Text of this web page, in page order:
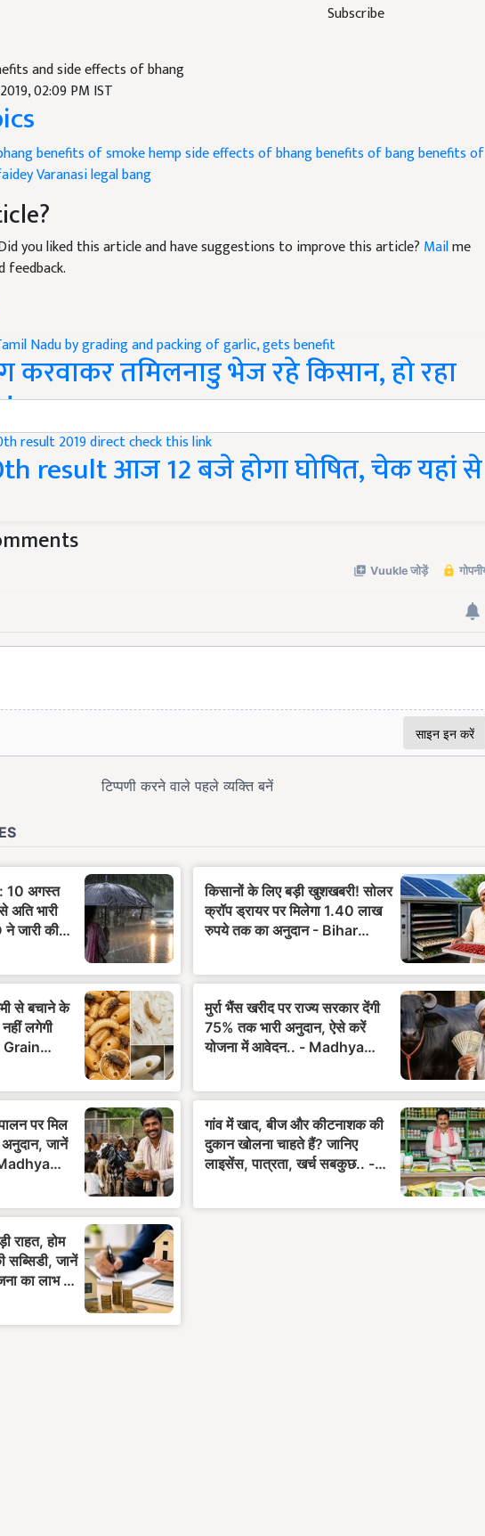
Subscribe
and side effects of bhang
02:09 PM IST
benefits of smoke hempside effects of bhangbenefits of bangbenefits of
Varanasi legal bang
you liked this article and have suggestions to improve this article? Mailme
feedback.
तमिलनाडु भेज रहे किसान, हो रहा
!
result आज 12 बजे होगा घोषित, चेक यहां से